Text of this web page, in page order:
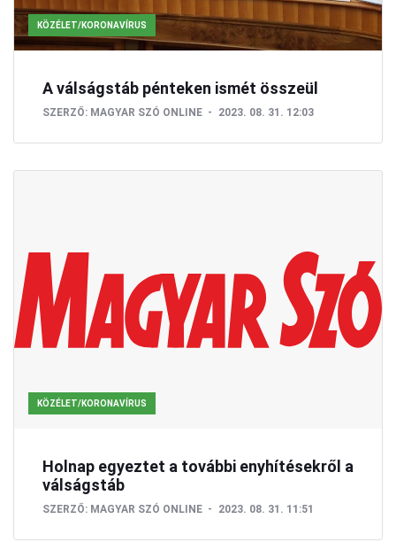
KÖZÉLET/KORONAVÍRUS
A válságstáb pénteken ismét összeül
SZERZŐ: MAGYAR SZÓ ONLINE 2023. 08. 31. 12:03
KÖZÉLET/KORONAVÍRUS
Holnap egyeztet a további enyhítésekről a
válságstáb
SZERZŐ: MAGYAR SZÓ ONLINE 2023. 08. 31. 11:51